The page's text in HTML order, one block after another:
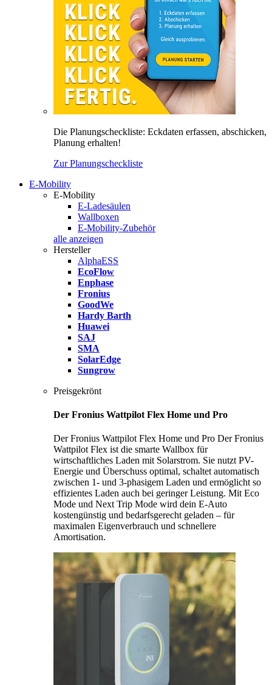
Die Planungscheckliste: Eckdaten erfassen, abschicken,
Planung erhalten!
Zur Planungscheckliste
E-Mobility
E-Mobility
E-Ladesäulen
Wallboxen
E-Mobility-Zubehör
alle anzeigen
Hersteller
AlphaESS
EcoFlow
Enphase
Fronius
GoodWe
Hardy Barth
Huawei
SAJ
SMA
SolarEdge
Sungrow
Preisgekrönt
Der Fronius Wattpilot Flex Home und Pro
Der Fronius Wattpilot Flex Home und Pro Der Fronius
Wattpilot Flex ist die smarte Wallbox für
wirtschaftliches Laden mit Solarstrom. Sie nutzt PV-
Energie und Überschuss optimal, schaltet automatisch
zwischen 1- und 3-phasigem Laden und ermöglicht so
effizientes Laden auch bei geringer Leistung. Mit Eco
Mode und Next Trip Mode wird dein E-Auto
kostengünstig und bedarfsgerecht geladen – für
maximalen Eigenverbrauch und schnellere
Amortisation.